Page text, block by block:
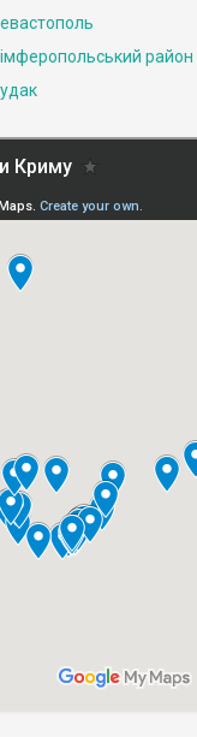
район